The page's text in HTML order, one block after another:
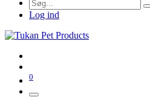
Log ind
0